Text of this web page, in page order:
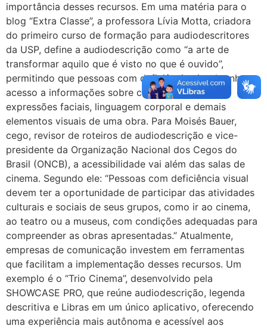
importância desses recursos. Em uma matéria para o
blog “Extra Classe”, a professora Lívia Motta, criadora
do primeiro curso de formação para audiodescritores
da USP, define a audiodescrição como “a arte de
transformar aquilo que é visto no que é ouvido”,
permitindo que pessoas com deficiência visual tenham
acesso a informações sobre cenários, figurinos,
expressões faciais, linguagem corporal e demais
elementos visuais de uma obra. Para Moisés Bauer,
cego, revisor de roteiros de audiodescrição e vice-
presidente da Organização Nacional dos Cegos do
Brasil (ONCB), a acessibilidade vai além das salas de
cinema. Segundo ele: “Pessoas com deficiência visual
devem ter a oportunidade de participar das atividades
culturais e sociais de seus grupos, como ir ao cinema,
ao teatro ou a museus, com condições adequadas para
compreender as obras apresentadas.” Atualmente,
empresas de comunicação investem em ferramentas
que facilitam a implementação desses recursos. Um
exemplo é o “Trio Cinema”, desenvolvido pela
SHOWCASE PRO, que reúne audiodescrição, legenda
descritiva e Libras em um único aplicativo, oferecendo
uma experiência mais autônoma e acessível aos